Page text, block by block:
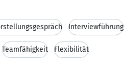
Interviewführung
Teamfähigkeit Flexibilität